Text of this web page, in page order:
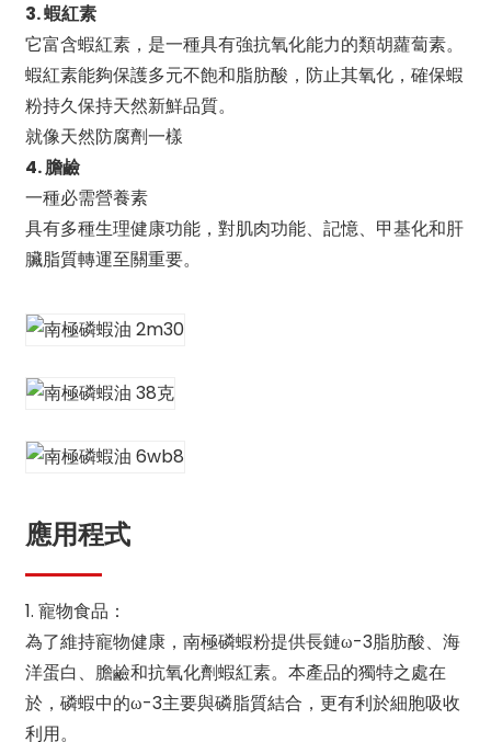
3. 蝦紅素
它富含蝦紅素，是一種具有強抗氧化能力的類胡蘿蔔素。
蝦紅素能夠保護多元不飽和脂肪酸，防止其氧化，確保蝦
粉持久保持天然新鮮品質。
就像天然防腐劑一樣
4. 膽鹼
一種必需營養素
具有多種生理健康功能，對肌肉功能、記憶、甲基化和肝
臟脂質轉運至關重要。
應用程式
1. 寵物食品：
為了維持寵物健康，南極磷蝦粉提供長鏈ω-3脂肪酸、海
洋蛋白、膽鹼和抗氧化劑蝦紅素。本產品的獨特之處在
於，磷蝦中的ω-3主要與磷脂質結合，更有利於細胞吸收
利用。